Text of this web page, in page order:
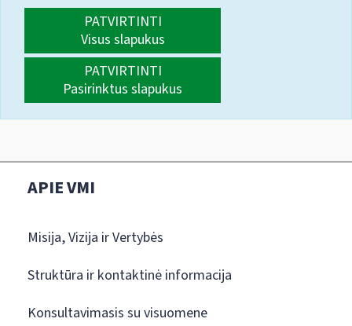
PATVIRTINTI
Visus slapukus
PATVIRTINTI
Pasirinktus slapukus
APIE VMI
Misija, Vizija ir Vertybės
Struktūra ir kontaktinė informacija
Konsultavimasis su visuomene